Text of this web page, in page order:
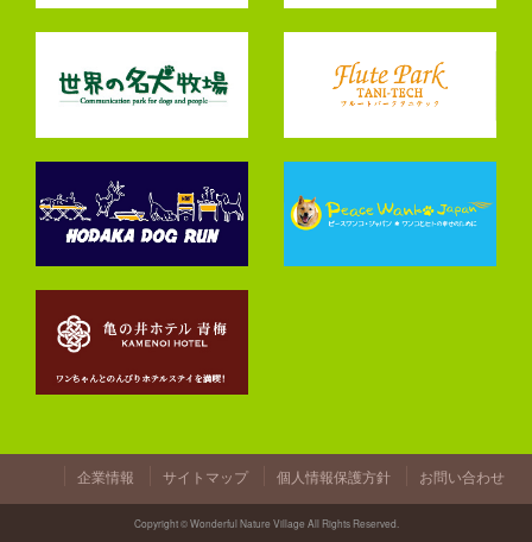
企業情報 サイトマップ 個人情報保護方針 お問い合わせ
Copyright © Wonderful Nature Village All Rights Reserved.